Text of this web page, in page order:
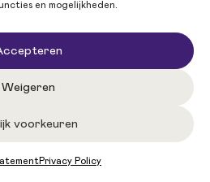
en mogelijkheden.
Weigeren
voorkeuren
Privacy Policy
Neem contact op via WhatsApp